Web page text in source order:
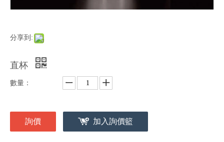
分享到:
直杯
數量：
詢價 加入詢價籃